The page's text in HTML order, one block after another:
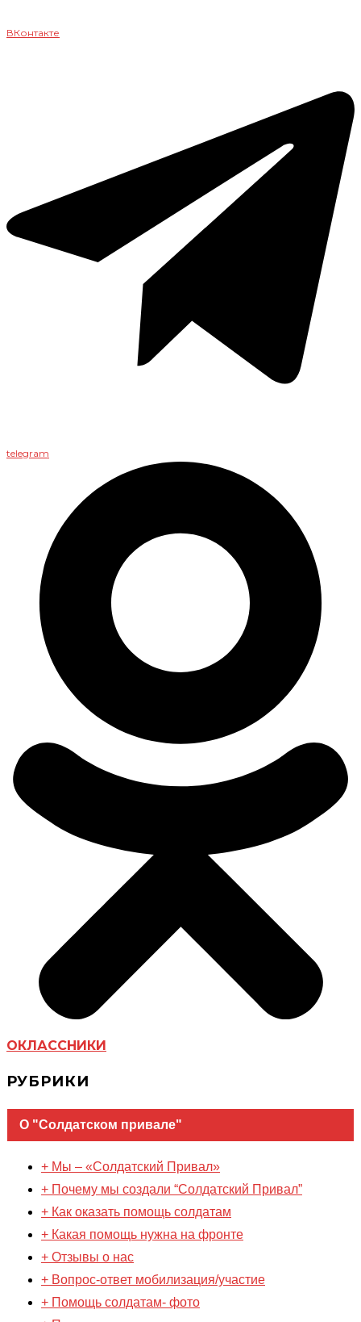
ВКонтакте
telegram
ОКЛАССНИКИ
РУБРИКИ
О "Солдатском привале"
+ Мы – «Солдатский Привал»
+ Почему мы создали “Солдатский Привал”
+ Как оказать помощь солдатам
+ Какая помощь нужна на фронте
+ Отзывы о нас
+ Вопрос-ответ мобилизация/участие
+ Помощь солдатам- фото